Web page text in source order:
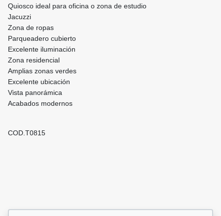
Quiosco ideal para oficina o zona de estudio
Jacuzzi
Zona de ropas
Parqueadero cubierto
Excelente iluminación
Zona residencial
Amplias zonas verdes
Excelente ubicación
Vista panorámica
Acabados modernos
COD.T0815